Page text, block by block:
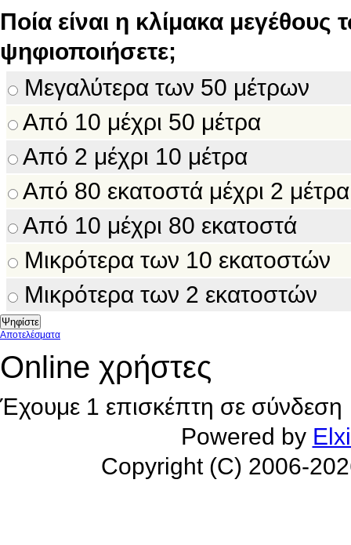
Ποία είναι η κλίμακα
ψηφιοποιήσετε;
Μεγαλύτερα των 50 μέτρων
Από 10 μέχρι 50 μέτρα
Από 2 μέχρι 10 μέτρα
Από 80 εκατοστά μέχρι 2 μέτρα
Από 10 μέχρι 80 εκατοστά
Μικρότερα των 10 εκατοστών
Μικρότερα των 2 εκατοστών
Αποτελέσματα
Online χρήστες
Έχουμε 1 επισκέπτη σε σύνδεση
Powered by
Copyright (C) 2006-